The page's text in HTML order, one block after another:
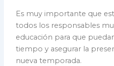
Es muy importante que
todos los responsables
educación para que
tiempo y asegurar la
nueva temporada.